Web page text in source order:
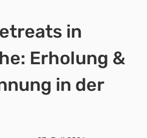
in
Erholung &
in der